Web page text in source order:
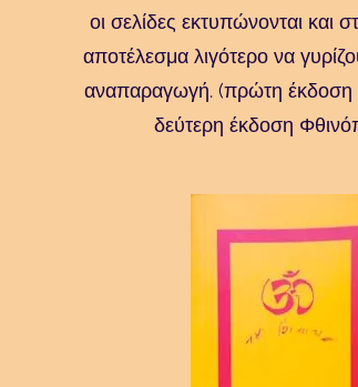
οι σελίδες εκτυπώνονται και
αποτέλεσμα λιγότερο να
αναπαραγωγή. (πρώτη
δεύτερη έκδοση